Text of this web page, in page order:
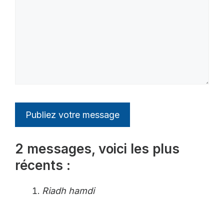
2 messages, voici les plus
récents :
Riadh hamdi